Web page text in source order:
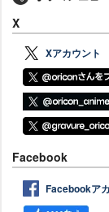
X
Xアカウント
Facebook
Facebookア